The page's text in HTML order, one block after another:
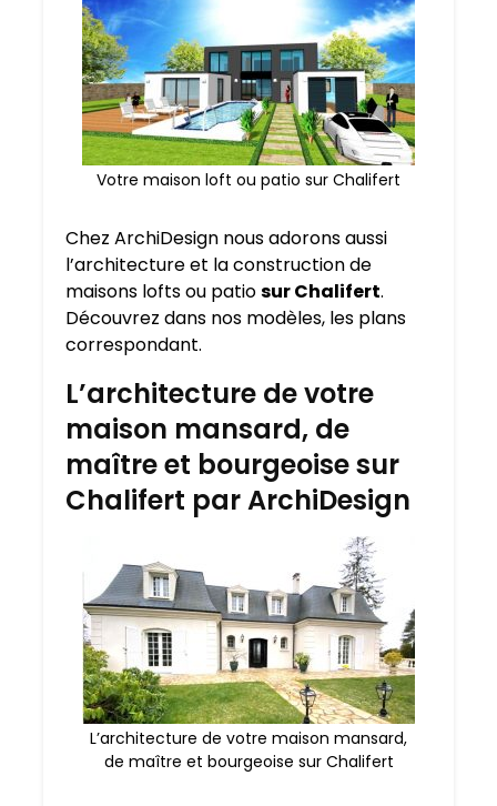
Votre maison loft ou patio sur Chalifert
Chez ArchiDesign nous adorons aussi
l’architecture et la construction de
maisons lofts ou patiosur Chalifert.
Découvrez dans nos modèles, les plans
correspondant.
L’architecture de votre
maison mansard, de
maître et bourgeoise sur
Chalifert par ArchiDesign
L’architecture de votre maison mansard,
de maître et bourgeoise sur Chalifert